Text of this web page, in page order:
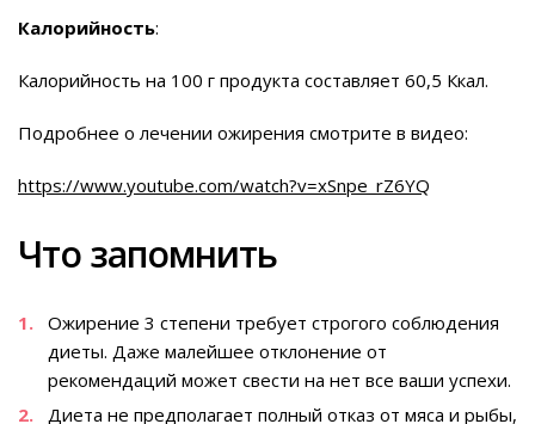
Калорийность:
Калорийность на 100 г продукта составляет 60,5 Ккал.
Подробнее о лечении ожирения смотрите в видео:
https://www.youtube.com/watch?v=xSnpe_rZ6YQ
Что запомнить
Ожирение 3 степени требует строгого соблюдения
диеты. Даже малейшее отклонение от
рекомендаций может свести на нет все ваши успехи.
Диета не предполагает полный отказ от мяса и рыбы,